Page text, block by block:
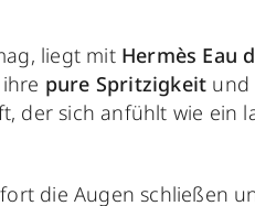
liegt mit Hermès Eau
pure Spritzigkeit und
der sich anfühlt wie ein
die Augen schließen